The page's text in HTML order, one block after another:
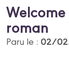
roman
Paru le : 02/